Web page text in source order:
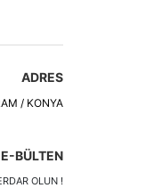
ADRES
/ KONYA
E-BÜLTEN
OLUN !